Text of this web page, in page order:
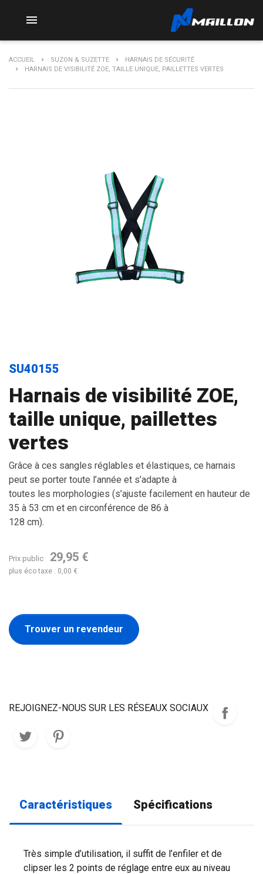

ACCUEIL SUZON & SUZETTE
HARNAIS DE SÉCURITÉ
HARNAIS DE VISIBILITÉ ZOE, TAILLE UNIQUE, PAILLETTES VERTES
SU40155
Harnais de visibilité ZOE,
taille unique, paillettes
vertes
Grâce à ces sangles réglables et élastiques, ce harnais
peut se porter toute l’année et s’adapte à
toutes les morphologies (s’ajuste facilement en hauteur de
35 à 53 cm et en circonférence de 86 à
128 cm).
Prix public 29,95 €
plus éco taxe : 0,00 €
Trouver un revendeur
REJOIGNEZ-NOUS SUR LES RÉSEAUX SOCIAUX
Caractéristiques Spécifications
Très simple d’utilisation, il suffit de l’enfiler et de
clipser les 2 points de réglage entre eux au niveau